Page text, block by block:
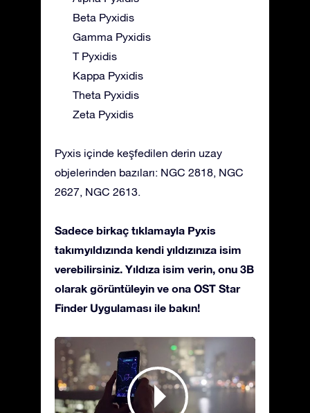
Beta Pyxidis
Gamma Pyxidis
T Pyxidis
Kappa Pyxidis
Theta Pyxidis
Zeta Pyxidis
Pyxis içinde keşfedilen derin uzay
objelerinden bazıları: NGC 2818, NGC
2627, NGC 2613.
Sadece birkaç tıklamayla Pyxis
takımyıldızında kendi yıldızınıza isim
verebilirsiniz. Yıldıza isim verin, onu 3B
olarak görüntüleyin ve ona OST Star
Finder Uygulaması ile bakın!